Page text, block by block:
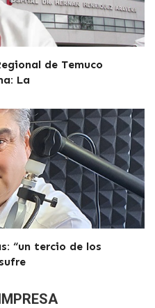
de Temuco
La
“un tercio de los